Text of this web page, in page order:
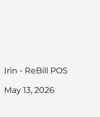
Irin - ReBill POS
May 13, 2026